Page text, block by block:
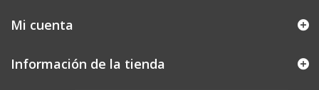
Mi cuenta
Información de la tienda